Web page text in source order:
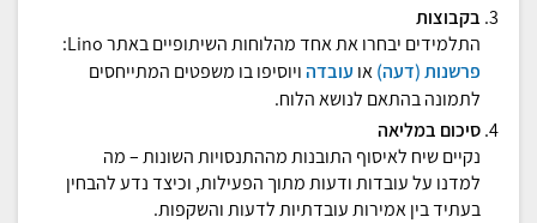
בקבוצות
התלמידים יבחרו את אחד מהלוחות השיתופיים באתר Lino:
פרשנות (דעה)או עובדהויוסיפו בו משפטים המתייחסים
לתמונה בהתאם לנושא הלוח.
סיכום במליאה
נקיים שיח לאיסוף התובנות מההתנסויות השונות – מה
למדנו על עובדות ודעות מתוך הפעילות, וכיצד נדע להבחין
בעתיד בין אמירות עובדתיות לדעות והשקפות.